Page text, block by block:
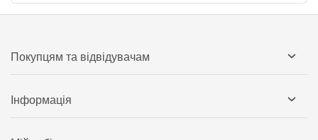
Покупцям та відвідувачам
Інформація